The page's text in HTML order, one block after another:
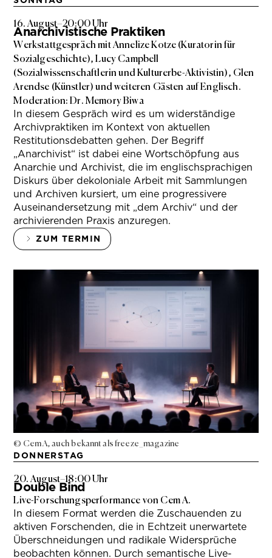
16. August–20:00 Uhr
Anarchivistische Praktiken
Werkstattgespräch mit Annelize Kotze (Kuratorin für
Sozialgeschichte), Lucy Campbell
(Sozialwissenschaftlerin und Kulturerbe-Aktivistin), Glen
Arendse (Künstler) und weiteren Gästen auf Englisch.
Moderation: Dr. Memory Biwa
In diesem Gespräch wird es um widerständige
Archivpraktiken im Kontext von aktuellen
Restitutionsdebatten gehen. Der Begriff
„Anarchivist“ ist dabei eine Wortschöpfung aus
Anarchie und Archivist, die im englischsprachigen
Diskurs über dekoloniale Arbeit mit Sammlungen
und Archiven kursiert, um eine progressivere
Auseinandersetzung mit „dem Archiv“ und der
archivierenden Praxis anzuregen.
ZUM TERMIN
© Cem A, auch bekannt als freeze_magazine
DONNERSTAG
20. August–18:00 Uhr
Double Bind
Live-Forschungsperformance von Cem A.
In diesem Format werden die Zuschauenden zu
aktiven Forschenden, die in Echtzeit unerwartete
Überschneidungen und radikale Widersprüche
beobachten können. Durch semantische Live-